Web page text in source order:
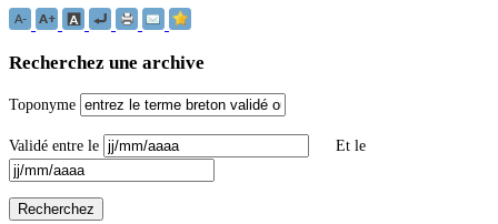
Recherchez une archive
Toponyme
Validé entre le Et le